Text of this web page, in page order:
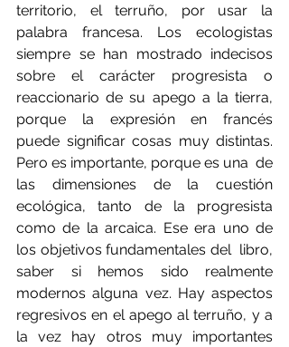
territorio, el terruño, por usar la
palabra francesa. Los ecologistas
siempre se han mostrado indecisos
sobre el carácter progresista o
reaccionario de su apego a la tierra,
porque la expresión en francés
puede significar cosas muy distintas.
Pero es importante, porque es una  de
las dimensiones de la cuestión
ecológica, tanto de la progresista
como de la arcaica. Ese era uno de
los objetivos fundamentales del  libro,
saber si hemos sido realmente
modernos alguna vez. Hay aspectos
regresivos en el apego al terruño, y a
la vez hay otros muy importantes